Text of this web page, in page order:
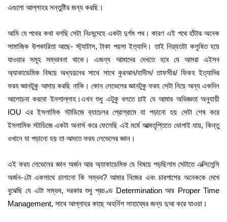
এগুলো আল্লাহর সন্তুষ্টির জন্য করছি।
আমি যে পথের কথা বলছি সেটা নিঃসন্দেহে একটা দুর্গম পথ। কারণ এই পথে হাঁটার অনেক
সামাজিক উপকারিতা আছে- স্ট্যাটাস, টাকা পয়সা ইত্যাদি। তাই নিয়্যতটা কলুষিত হয়ে
যাওয়ার সমূহ সম্ভাবনা থাকে। এজন্য আমাদের দেখতে হবে যে আমরা এইসব
অ্যাকাডেমিক বিষয়ে অধ্যয়নের সাথে সাথে কুরআন/হাদীস/ তাফসীর/ ফিকহ ইত্যাদির
ফরয জ্ঞানটুকু আদায় করছি নাকি। কোন লেভেলের জ্ঞানটুকু ফরয সেটা নিয়ে অন্য একদিন
আলোচনা করবো ইনশাল্লাহ।এখন শুধু এটুকু বলতে চাই যে আমার অভিজ্ঞতা অনুযায়ী
IOU এর ইসলামিক স্টাডিজে ব্যাচেলর প্রোগ্রামে যা পড়ানো হয় সেটা শেষ করে
ইসলামিক স্টাডিজে একটা অনার্স করে ফেলেছি এই মর্মে আত্মতৃপ্তিতে ভোগাই যায়, কিন্তু
ওখানে যা পড়ানো হয় তা আদতে ফরয লেভেলের জ্ঞান।
এই ফরয লেভেলের জ্ঞান অর্জন আর অ্যাকাডেমিক যে বিষয়ে পড়ছিলাম সেটাতে এক্সিলেন্সি
অর্জন-২টা একসাথে চালানো কি সম্ভব? আমার নিজের এবং চারপাশের অনেককে দেখে
বুঝেছি যে এটা সম্ভব, দরকার শুধু প্রচণ্ড Determination আর Proper Time
Management, সাথে আল্লাহর কাছে অহর্নিশ সাহায্যের জন্য দুআ করে যাওয়া।